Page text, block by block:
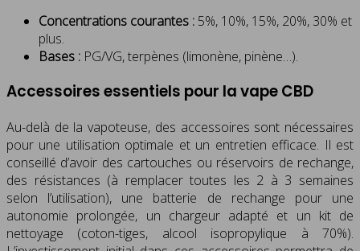
Concentrations courantes : 5%, 10%, 15%, 20%, 30% et
plus.
Bases : PG/VG, terpènes (limonène, pinène…).
Accessoires essentiels pour la vape CBD
Au-delà de la vapoteuse, des accessoires sont nécessaires
pour une utilisation optimale et un entretien efficace. Il est
conseillé d’avoir des cartouches ou réservoirs de rechange,
des résistances (à remplacer toutes les 2 à 3 semaines
selon l’utilisation), une batterie de rechange pour une
autonomie prolongée, un chargeur adapté et un kit de
nettoyage (coton-tiges, alcool isopropylique à 70%).